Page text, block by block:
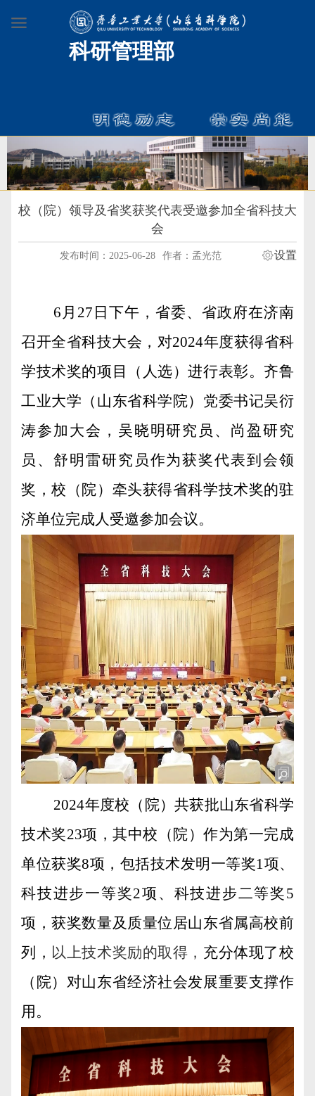
科研管理部
校（院）领导及省奖获奖代表受邀参加全省科技大
会
发布时间：2025-06-28 作者：孟光范 设置
6 月 27 日下午，省委、省政府在济南
召开全省科技大会，对2024年度获得省科
学技术奖的项目（人选）进行表彰。齐鲁
工业大学（山东省科学院）党委书记吴衍
涛参加大会，吴晓明研究员、尚盈研究
员、舒明雷研究员作为获奖代表到会领
奖，校（院）牵头获得省科学技术奖的驻
济单位完成人受邀参加会议。
2024年度校（院）共获批山东省科学
技术奖23项，其中校（院）作为第一完成
单位获奖8项，包括技术发明一等奖1 项、
科技进步一等奖2项、科技进步二等奖5
项，获奖数量及质量位居山东省属高校前
列， 以上技术奖励的取得， 充分体现了校
（院）对山东省经济社会发展重要支撑作
用。